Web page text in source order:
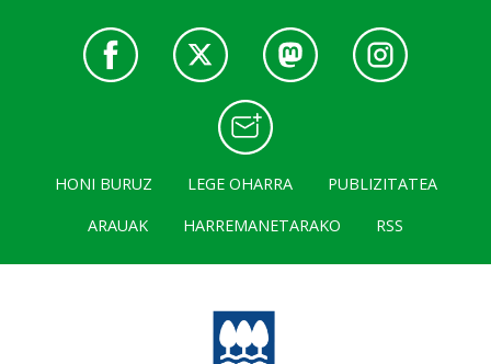
HONI BURUZ LEGE OHARRA
PUBLIZITATEA
ARAUAK
HARREMANETARAKO RSS